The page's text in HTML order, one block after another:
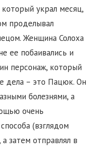
украл месяц,
проделывал
Женщина Солоха
ее побаивались и
персонаж, который
дела – это Пацюк. Он
болезнями, а
очень
(взглядом
затем отправлял в